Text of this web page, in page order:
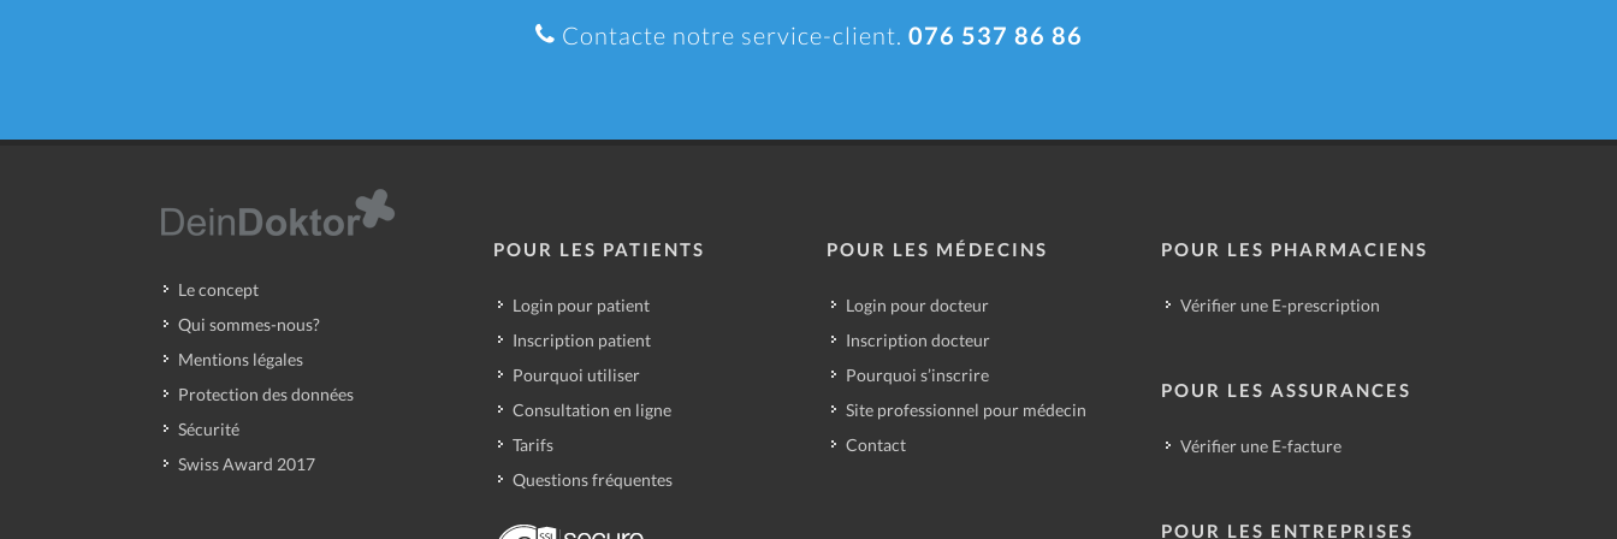
Contacte notre service-client. 076 537 86 86
Le concept
Qui sommes-nous?
Mentions légales
Protection des données
Sécurité
Swiss Award 2017
POUR LES PATIENTS
Login pour patient
Inscription patient
Pourquoi utiliser
Consultation en ligne
Tarifs
Questions fréquentes
POUR LES MÉDECINS
Login pour docteur
Inscription docteur
Pourquoi s’inscrire
Site professionnel pour médecin
Contact
POUR LES PHARMACIENS
Vérifier une E-prescription
POUR LES ASSURANCES
Vérifier une E-facture
POUR LES ENTREPRISES